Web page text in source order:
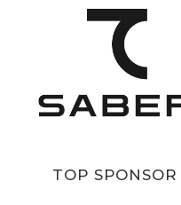
TOP SPONSOR